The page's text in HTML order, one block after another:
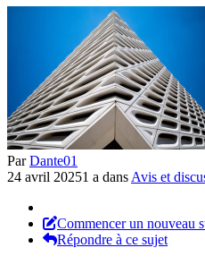
ParDante01
24 avril 20251 a dansAvis et
Commencer un nouveau
Répondre à ce sujet